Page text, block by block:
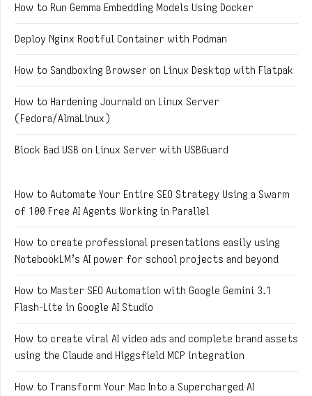
How to Run Gemma Embedding Models Using Docker
Deploy Nginx Rootful Container with Podman
How to Sandboxing Browser on Linux Desktop with Flatpak
How to Hardening Journald on Linux Server
(Fedora/AlmaLinux)
Block Bad USB on Linux Server with USBGuard
How to Automate Your Entire SEO Strategy Using a Swarm
of 100 Free AI Agents Working in Parallel
How to create professional presentations easily using
NotebookLM’s AI power for school projects and beyond
How to Master SEO Automation with Google Gemini 3.1
Flash-Lite in Google AI Studio
How to create viral AI video ads and complete brand assets
using the Claude and Higgsfield MCP integration
How to Transform Your Mac Into a Supercharged AI